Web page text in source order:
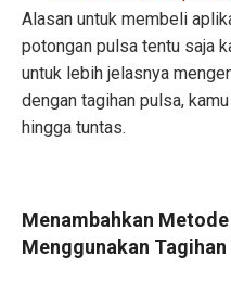
Alasan untuk membeli
potongan pulsa tentu saja
untuk lebih jelasnya
dengan tagihan pulsa,
hingga tuntas.
Menambahkan
Menggunakan Tagihan